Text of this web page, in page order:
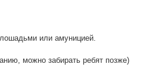
лошадьми или амуницией.
можно забирать ребят позже)